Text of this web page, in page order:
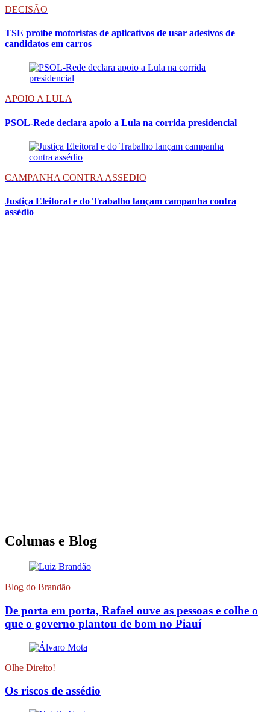
DECISÃO
TSE proíbe motoristas de aplicativos de usar adesivos de
candidatos em carros
APOIO A LULA
PSOL-Rede declara apoio a Lula na corrida presidencial
CAMPANHA CONTRA ASSEDIO
Justiça Eleitoral e do Trabalho lançam campanha contra
assédio
Colunas e Blog
Blog do Brandão
De porta em porta, Rafael ouve as pessoas e colhe o
que o governo plantou de bom no Piauí
Olhe Direito!
Os riscos de assédio